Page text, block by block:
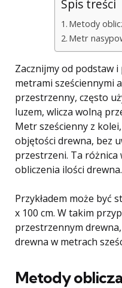
Spis treści
Metody
Metr
Zacznijmy od podstaw
metrami sześciennymi
przestrzenny, często
luzem, wlicza wolną
Metr sześcienny z
objętości drewna, bez
przestrzeni. Ta różnica
obliczenia ilości drewna.
Przykładem może być
x 100 cm. W takim
przestrzennym
drewna w metrach
Metody